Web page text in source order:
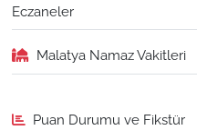
Eczaneler
Malatya Namaz Vakitleri
Puan Durumu ve Fikstür